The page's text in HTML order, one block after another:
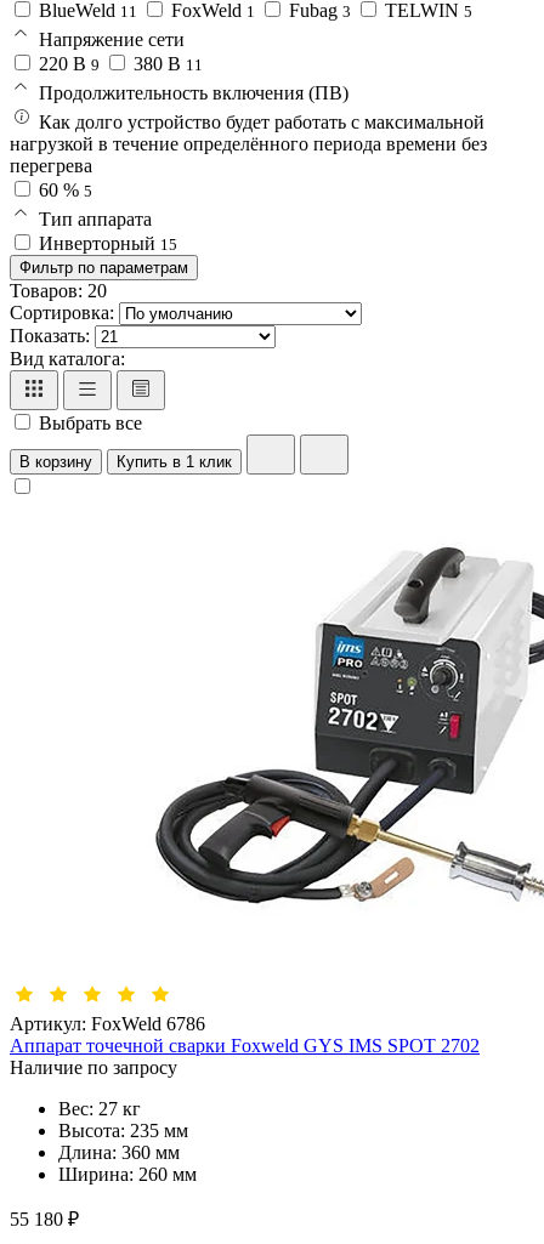
BlueWeld 11 FoxWeld 1 Fubag 3 TELWIN 5
Напряжение сети
220 В 9 380 В 11
Продолжительность включения (ПВ)
Как долго устройство будет работать с максимальной
нагрузкой в течение определённого периода времени без
перегрева
60 % 5
Тип аппарата
Инверторный 15
Фильтр по параметрам
Товаров: 20
Сортировка:
Показать:
Вид каталога:
Выбрать все
В корзину Купить в 1 клик
Артикул: FoxWeld 6786
Аппарат точечной сварки Foxweld GYS IMS SPOT 2702
Наличие по запросу
Вес: 27 кг
Высота: 235 мм
Длина: 360 мм
Ширина: 260 мм
55 180 ₽